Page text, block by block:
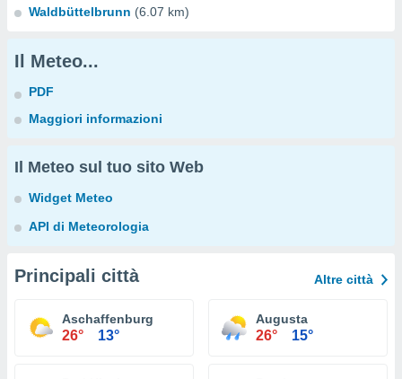
Waldbüttelbrunn (6.07 km)
Il Meteo...
PDF
Maggiori informazioni
Il Meteo sul tuo sito Web
Widget Meteo
API di Meteorologia
Principali città Altre città
Aschaffenburg
26° 13°
Augusta
26° 15°